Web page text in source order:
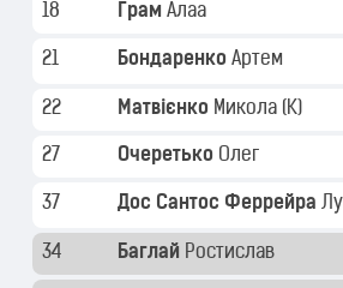
18 Грам Алаа
21 Бондаренко Артем
22 Матвієнко Микола (K)
27 Очеретько Олег
37 Дос Сантос Феррейра
34 Баглай Ростислав